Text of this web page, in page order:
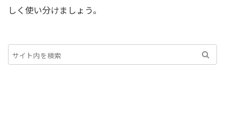
しく使い分けましょう。